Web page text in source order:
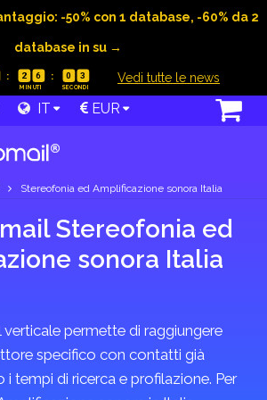
-50% con 1 database, -60% da 2
database in su →
2 6 0 3 Vedi tutte le news
IT EUR
Stereofonia ed Amplificazione sonora Italia
Stereofonia ed
sonora Italia
verticale permette di raggiungere
specifico con contatti già
i tempi di ricerca e profilazione. Per